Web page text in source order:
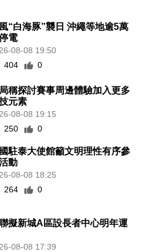
“白海豚”襲日 沖繩等地逾5萬
電
08-08 19:50
404
0
稱探討賽事周邊體驗加入更多
元素
08-08 19:15
250
0
駐泰大使館籲文明理性有序參
動
08-08 18:25
264
0
擬新城A區設長者中心明年運
08-08 17:39